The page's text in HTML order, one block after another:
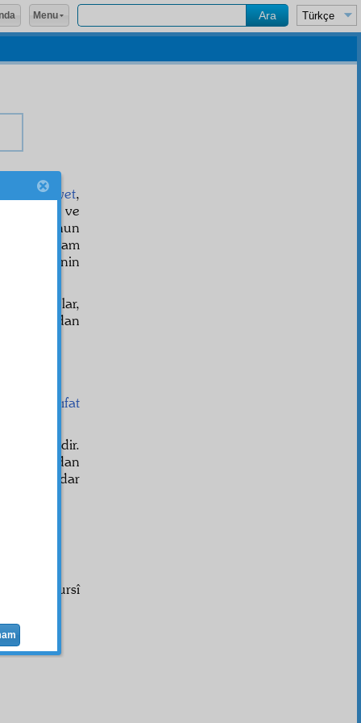
yu mâsiyet,
ve
Onun
bilir, idam
nin
olsunlar,
cezasından
câni sıfat
gibidir.
'dan
i, o kadar
Said Nursî
Menu